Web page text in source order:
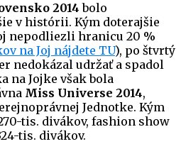
2014 bolo
v histórii. Kým doterajšie
nepodliezli hranicu 20 %
na Joj nájdete TU), po štvrtý
nedokázal udržať a spadol
na Jojke však bola
Miss Universe 2014,
Jednotke. Kým
tis. divákov, fashion show
tis. divákov.